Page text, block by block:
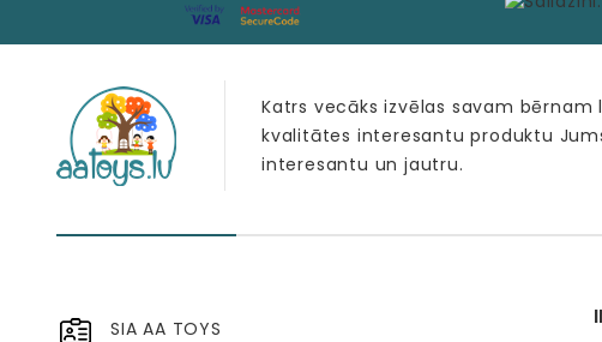
Katrs vecāks izvēlas savam
kvalitātes interesantu produktu
interesantu un jautru.
SIA AA TOYS